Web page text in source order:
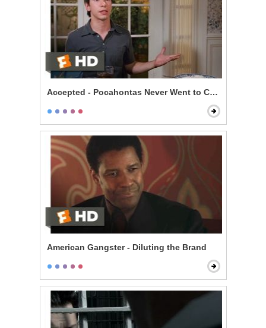
Accepted - Pocahontas Never Went to College
American Gangster - Diluting the Brand